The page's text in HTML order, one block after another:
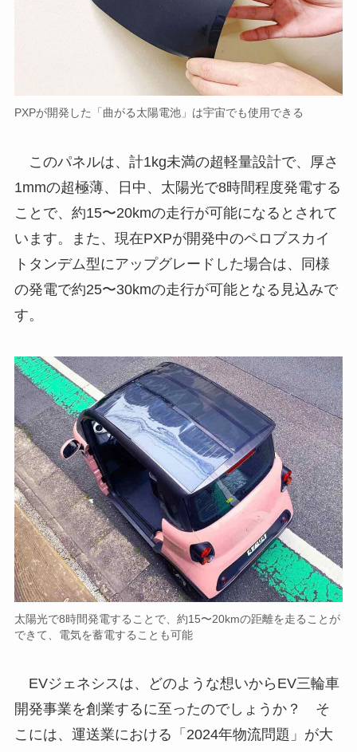
PXPが開発した「曲がる太陽電池」は宇宙でも使用できる
このパネルは、計1kg未満の超軽量設計で、厚さ
1mmの超極薄、日中、太陽光で8時間程度発電する
ことで、約15〜20kmの走行が可能になるとされて
います。また、現在PXPが開発中のペロブスカイ
トタンデム型にアップグレードした場合は、同様
の発電で約25〜30kmの走行が可能となる見込みで
す。
太陽光で8時間発電することで、約15〜20kmの距離を走ることが
できて、電気を蓄電することも可能
EVジェネシスは、どのような想いからEV三輪車
開発事業を創業するに至ったのでしょうか？ そ
こには、運送業における「2024年物流問題」が大